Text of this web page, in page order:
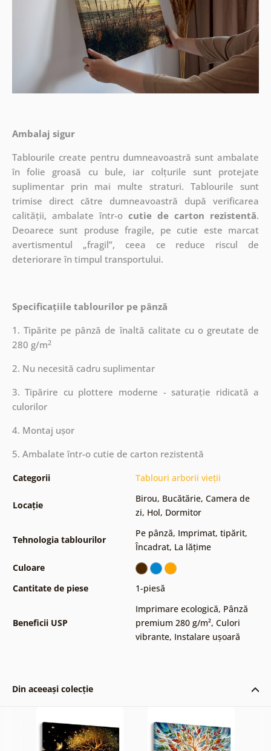
Ambalaj sigur
Tablourile create pentru dumneavoastră sunt ambalate
în folie groasă cu bule, iar colțurile sunt protejate
suplimentar prin mai multe straturi.Tablourile sunt
trimise direct către dumneavoastră după verificarea
calității, ambalate într-o cutie de carton rezistentă.
Deoarece sunt produse fragile, pe cutie este marcat
avertismentul „fragil”, ceea ce reduce riscul de
deteriorare în timpul transportului.
Specificațiile tablourilor pe pânză
1. Tipărite pe pânză de înaltă calitate cu o greutate de
280 g/m2
2. Nu necesită cadru suplimentar
3. Tipărire cu plottere moderne - saturație ridicată a
culorilor
4. Montaj ușor
5. Ambalate într-o cutie de carton rezistentă
Categorii Tablouri arborii vieții
Locație
Birou, Bucătărie, Camera de
zi, Hol, Dormitor
Tehnologia tablourilor
Pe pânză, Imprimat, tipărit,
Încadrat, La lățime
Culoare
Cantitate de piese
1-piesă
Beneficii USP
Imprimare ecologică, Pânză
premium 280 g/m², Culori
vibrante, Instalare ușoară
Din aceeași colecție